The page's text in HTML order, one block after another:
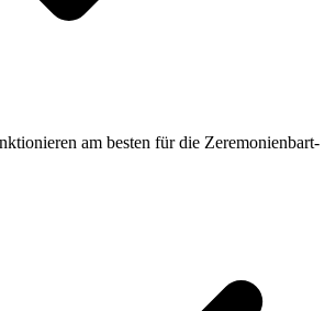
am besten für die Zeremonienbart-